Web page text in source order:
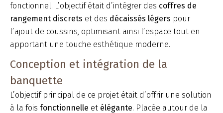
fonctionnel. L’objectif était d’intégrer des coffres de
rangement discrets et des décaissés légers pour
l’ajout de coussins, optimisant ainsi l’espace tout en
apportant une touche esthétique moderne.
Conception et intégration de la
banquette
L’objectif principal de ce projet était d’offrir une solution
à la fois fonctionnelle et élégante. Placée autour de la